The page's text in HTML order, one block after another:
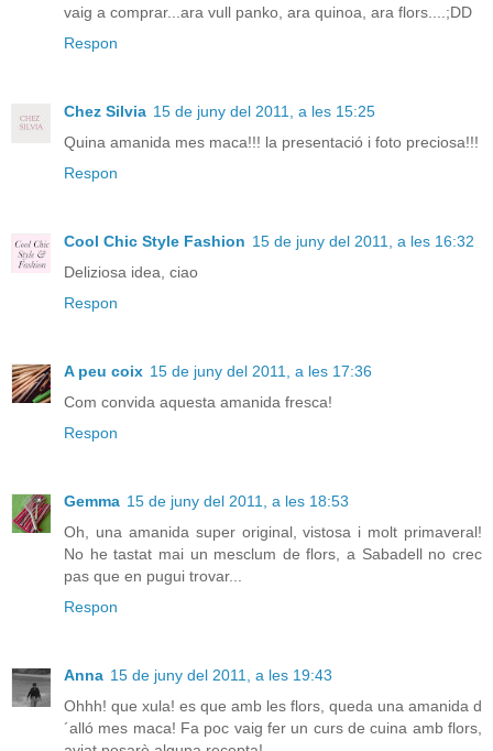
vaig a comprar...ara vull panko, ara quinoa, ara flors....;DD
Respon
Chez Silvia 15 de juny del 2011, a les 15:25
Quina amanida mes maca!!! la presentació i foto preciosa!!!
Respon
Cool Chic Style Fashion 15 de juny del 2011, a les 16:32
Deliziosa idea, ciao
Respon
A peu coix 15 de juny del 2011, a les 17:36
Com convida aquesta amanida fresca!
Respon
Gemma 15 de juny del 2011, a les 18:53
Oh, una amanida super original, vistosa i molt primaveral!
No he tastat mai un mesclum de flors, a Sabadell no crec
pas que en pugui trovar...
Respon
Anna 15 de juny del 2011, a les 19:43
Ohhh! que xula! es que amb les flors, queda una amanida d
´alló mes maca! Fa poc vaig fer un curs de cuina amb flors,